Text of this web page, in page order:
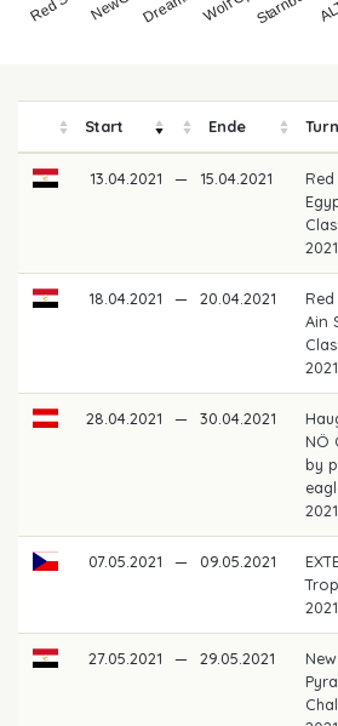
Start Ende
13.04.2021 — 15.04.2021
Red
18.04.2021 — 20.04.2021
Red
Ain
28.04.2021 — 30.04.2021
NÖ
by
07.05.2021 — 09.05.2021
27.05.2021 — 29.05.2021